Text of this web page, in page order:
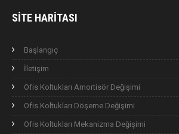
SITE HARITASI
Başlangıç
İletişim
Ofis Koltukları Amortisör Değişimi
Ofis Koltukları Döşeme Değişimi
Ofis Koltukları Mekanizma Değişimi